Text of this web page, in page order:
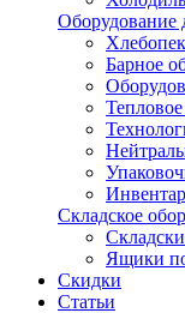
Оборудование
Барное
Складское
Ящики
Скидки
Статьи